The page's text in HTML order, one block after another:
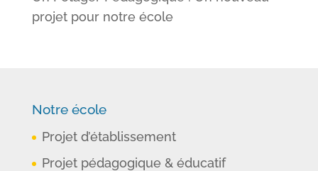
projet pour notre école
Notre école
Projet d’établissement
Projet pédagogique & éducatif